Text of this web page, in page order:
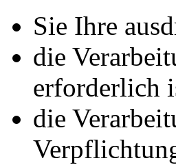
Sie Ihre
die
erforderlich
die